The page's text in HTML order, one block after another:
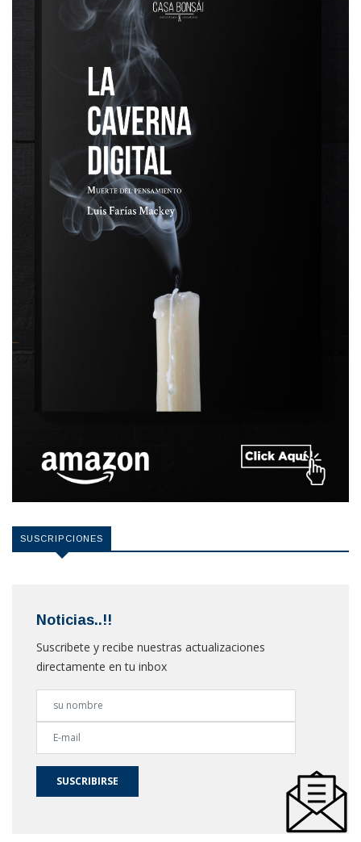
SUSCRIPCIONES
Noticias..!!
Suscribete y recibe nuestras actualizaciones
directamente en tu inbox
SUSCRIBIRSE